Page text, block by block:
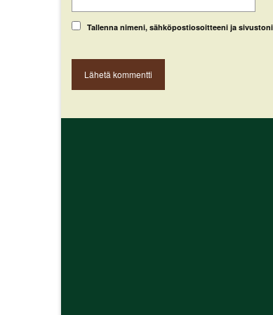
Tallenna nimeni, sähköpostiosoitteeni ja